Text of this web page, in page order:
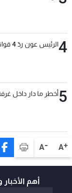
A+
A-
4الرئيس عون ردّ 4 قوانين إلى مجلس النواب
5أخطر ما دار داخل
أهم